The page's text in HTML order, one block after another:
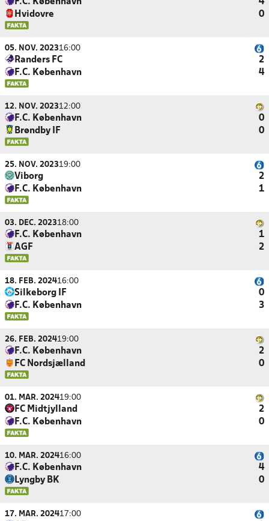
F.C. København
4
Hvidovre
0
05. NOV. 202316:00
Randers FC
2
F.C. København
4
12. NOV. 202312:00
F.C. København
0
Brøndby IF
0
25. NOV. 202319:00
Viborg
2
F.C. København
1
03. DEC. 202318:00
F.C. København
1
AGF
2
18. FEB. 202416:00
Silkeborg IF
0
F.C. København
3
26. FEB. 202419:00
F.C. København
2
FC Nordsjælland
0
01. MAR. 202419:00
FC Midtjylland
2
F.C. København
0
10. MAR. 202416:00
F.C. København
4
Lyngby BK
0
17. MAR. 202417:00